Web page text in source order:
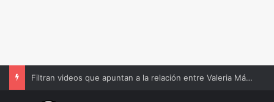
Filtran videos que apuntan a la relación entre Valeria Márquez y el hijo de “El R1”